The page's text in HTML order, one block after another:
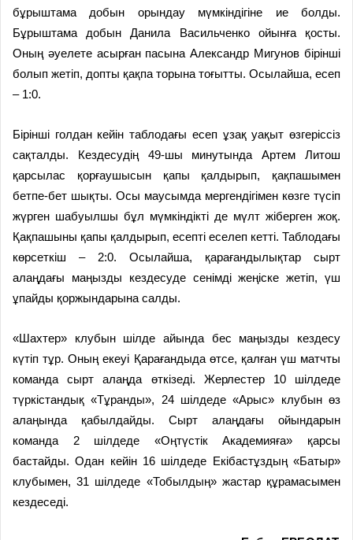
бұрыштама добын орындау мүмкіндігіне ие болды.
Бұрыштама добын Данила Васильченко ойынға қосты.
Оның әуелете асырған пасына Александр Мигунов бірінші
болып жетіп, допты қақпа торына тоғытты. Осылайша, есеп
– 1:0.
Бірінші голдан кейін таблодағы есеп ұзақ уақыт өзгеріссіз
сақталды. Кездесудің 49-шы минутында Артем Литош
қарсылас қорғаушысын қапы қалдырып, қақпашымен
бетпе-бет шықты. Осы маусымда мергендігімен көзге түсіп
жүрген шабуылшы бұл мүмкіндікті де мүлт жіберген жоқ.
Қақпашыны қапы қалдырып, есепті еселеп кетті. Таблодағы
көрсеткіш – 2:0. Осылайша, қарағандылықтар сырт
алаңдағы маңызды кездесуде сенімді жеңіске жетіп, үш
ұпайды қоржындарына салды.
«Шахтер» клубын шілде айында бес маңызды кездесу
күтіп тұр. Оның екеуі Қарағандыда өтсе, қалған үш матчты
команда сырт алаңда өткізеді. Жерлестер 10 шілдеде
түркістандық «Тұранды», 24 шілдеде «Арыс» клубын өз
алаңында қабылдайды. Сырт алаңдағы ойындарын
команда 2 шілдеде «Оңтүстік Академияға» қарсы
бастайды. Одан кейін 16 шілдеде Екібастұздың «Батыр»
клубымен, 31 шілдеде «Тобылдың» жастар құрамасымен
кездеседі.